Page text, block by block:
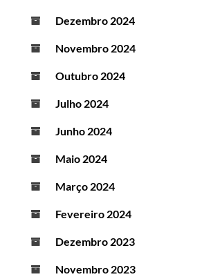
Dezembro 2024
Novembro 2024
Outubro 2024
Julho 2024
Junho 2024
Maio 2024
Março 2024
Fevereiro 2024
Dezembro 2023
Novembro 2023